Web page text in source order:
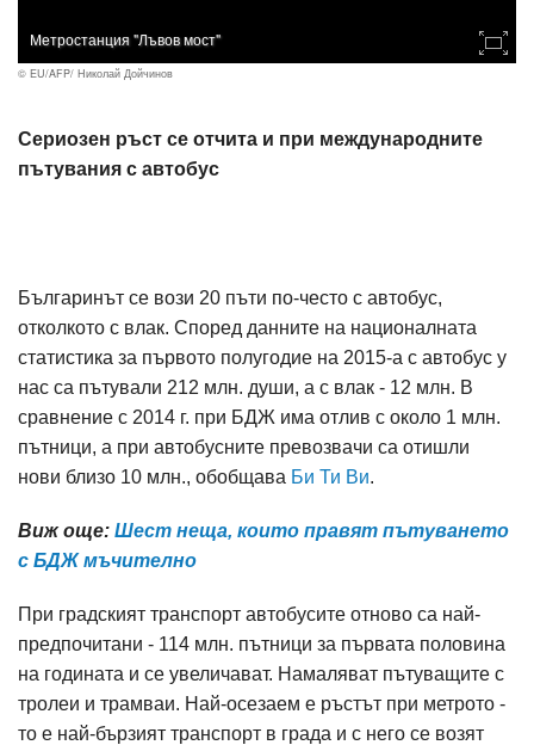
Метростанция "Лъвов мост"
© EU/AFP/ Николай Дойчинов
Сериозен ръст се отчита и при международните
пътувания с автобус
Българинът се вози 20 пъти по-често с автобус,
отколкото с влак. Според данните на националната
статистика за първото полугодие на 2015-а с автобус у
нас са пътували 212 млн. души, а с влак - 12 млн. В
сравнение с 2014 г. при БДЖ има отлив с около 1 млн.
пътници, а при автобусните превозвачи са отишли
нови близо 10 млн., обобщава Би Ти Ви.
Виж още: Шест неща, които правят пътуването
с БДЖ мъчително
При градският транспорт автобусите отново са най-
предпочитани - 114 млн. пътници за първата половина
на годината и се увеличават. Намаляват пътуващите с
тролеи и трамваи. Най-осезаем е ръстът при метрото -
то е най-бързият транспорт в града и с него се возят